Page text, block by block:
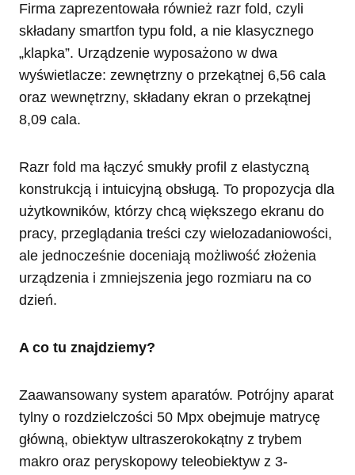
Firma zaprezentowała również razr fold, czyli
składany smartfon typu fold, a nie klasycznego
„klapka”. Urządzenie wyposażono w dwa
wyświetlacze: zewnętrzny o przekątnej 6,56 cala
oraz wewnętrzny, składany ekran o przekątnej
8,09 cala.
Razr fold ma łączyć smukły profil z elastyczną
konstrukcją i intuicyjną obsługą. To propozycja dla
użytkowników, którzy chcą większego ekranu do
pracy, przeglądania treści czy wielozadaniowości,
ale jednocześnie doceniają możliwość złożenia
urządzenia i zmniejszenia jego rozmiaru na co
dzień.
A co tu znajdziemy?
Zaawansowany system aparatów. Potrójny aparat
tylny o rozdzielczości 50 Mpx obejmuje matrycę
główną, obiektyw ultraszerokokątny z trybem
makro oraz peryskopowy teleobiektyw z 3-